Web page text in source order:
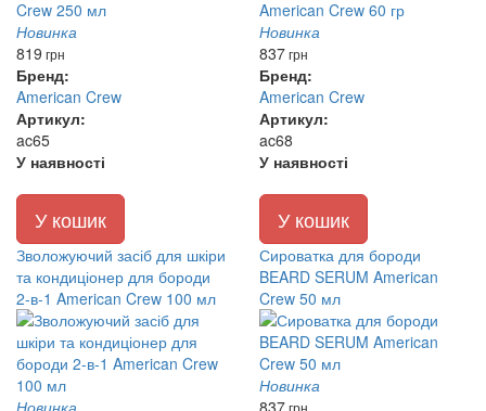
Новинка
819 грн
Бренд:
American Crew
Артикул:
ac65
У наявності
У кошик
Новинка
837грн
Бренд:
American Crew
Артикул:
ac68
У наявності
У кошик
Зволожуючий засіб для шкіри
та кондиціонер для бороди
2-в-1 American Crew 100 мл
Новинка
Сироватка для бороди
BEARD SERUM American
Crew 50 мл
Новинка
837грн